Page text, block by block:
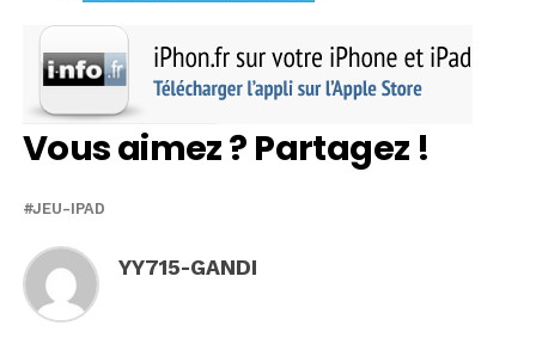
Vous aimez ? Partagez !
JEU-IPAD
YY715-GANDI